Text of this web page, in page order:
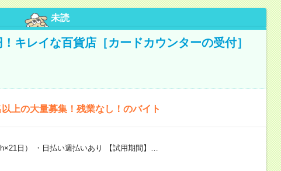
未読
キレイな百貨店［カードカウンターの受付］
上の大量募集！残業なし！のバイト
日） ・日払い週払いあり 【試用期間】…